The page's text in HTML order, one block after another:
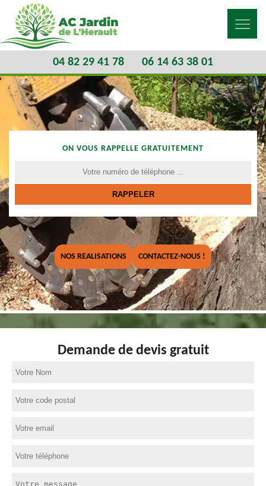
04 82 29 41 78 06 14 63 38 01
ON VOUS RAPPELLE GRATUITEMENT
NOS REALISATIONS CONTACTEZ-NOUS !
Demande de devis gratuit